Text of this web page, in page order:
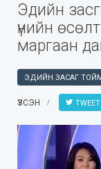
Эдийн
үнийн
маргаан
ЭДИЙН ЗАСАГ
ҮЗСЭН TWEET